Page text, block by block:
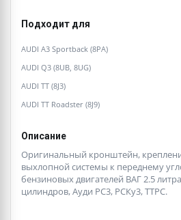
Подходит для
AUDI A3 Sportback (8PA)
AUDI Q3 (8UB, 8UG)
AUDI TT (8J3)
AUDI TT Roadster (8J9)
Описание
Оригинальный кронштейн,
выхлопной системы к переднему
бензиновых двигателей ВАГ 2.5
цилиндров, Ауди РС3, РСКу3, ТТРС.